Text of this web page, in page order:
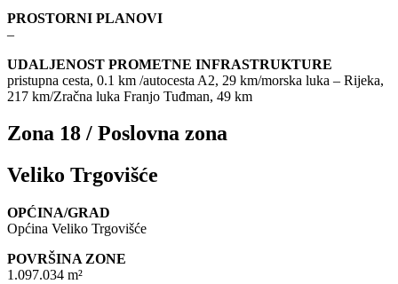
PROSTORNI PLANOVI
–
UDALJENOST PROMETNE INFRASTRUKTURE
pristupna cesta, 0.1 km /autocesta A2, 29 km/morska luka – Rijeka,
217 km/Zračna luka Franjo Tuđman, 49 km
Zona 18 / Poslovna zona
Veliko Trgovišće
OPĆINA/GRAD
Općina Veliko Trgovišće
POVRŠINA ZONE
1.097.034 m²